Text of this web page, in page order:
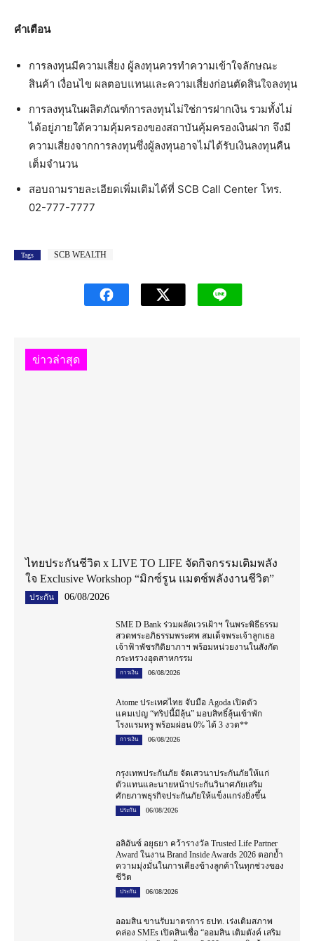
คำเตือน
การลงทุนมีความเสี่ยง ผู้ลงทุนควรทำความเข้าใจลักษณะ
สินค้า เงื่อนไข ผลตอบแทนและความเสี่ยงก่อนตัดสินใจลงทุน
การลงทุนในผลิตภัณฑ์การลงทุนไม่ใช่การฝากเงิน รวมทั้งไม่
ได้อยู่ภายใต้ความคุ้มครองของสถาบันคุ้มครองเงินฝาก จึงมี
ความเสี่ยงจากการลงทุนซึ่งผู้ลงทุนอาจไม่ได้รับเงินลงทุนคืน
เต็มจำนวน
สอบถามรายละเอียดเพิ่มเติมได้ที่ SCB Call Center โทร.
02-777-7777
Tags SCB WEALTH
ข่าวล่าสุด
ไทยประกันชีวิต x LIVE TO LIFE จัดกิจกรรมเติมพลัง
ใจ Exclusive Workshop “มิกซ์รูน แมตช์พลังงานชีวิต”
ประกัน 06/08/2026
SME D Bank ร่วมผลัดเวรเฝ้าฯ ในพระพิธีธรรม
สวดพระอภิธรรมพระศพ สมเด็จพระเจ้าลูกเธอ
เจ้าฟ้าพัชรกิติยาภาฯ พร้อมหน่วยงานในสังกัด
กระทรวงอุตสาหกรรม
การเงิน 06/08/2026
Atome ประเทศไทย จับมือ Agoda เปิดตัว
แคมเปญ “ทริปนี้มีลุ้น” มอบสิทธิ์ลุ้นเข้าพัก
โรงแรมหรู พร้อมผ่อน 0% ได้ 3 งวด**
การเงิน 06/08/2026
กรุงเทพประกันภัย จัดเสวนาประกันภัยให้แก่
ตัวแทนและนายหน้าประกันวินาศภัยเสริม
ศักยภาพธุรกิจประกันภัยให้แข็งแกร่งยิ่งขึ้น
ประกัน 06/08/2026
อลิอันซ์ อยุธยา คว้ารางวัล Trusted Life Partner
Award ในงาน Brand Inside Awards 2026 ตอกย้ำ
ความมุ่งมั่นในการเคียงข้างลูกค้าในทุกช่วงของ
ชีวิต
ประกัน 06/08/2026
ออมสิน ขานรับมาตรการ ธปท. เร่งเติมสภาพ
คล่อง SMEs เปิดสินเชื่อ “ออมสิน เติมตังค์ เสริม